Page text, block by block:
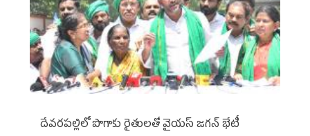
దేవరపల్లిలో పొగాకు రైతులతో వైయస్ జగన్ భేటీ